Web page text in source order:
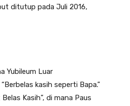
ditutup pada Juli 2016,
Yubileum Luar
kasih seperti Bapa.”
Kasih”, di mana Paus